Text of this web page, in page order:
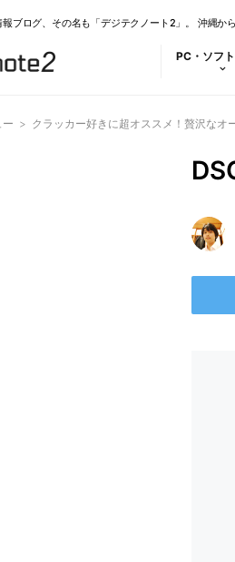
ブログ、その名も「デジテクノート2」。 沖縄か
PC・ソフ
> クラッカー好きに超オススメ！贅沢な